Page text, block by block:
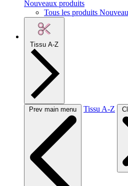
Nouveaux produits
Tous les produits
Tissu A-Z
Prev main menu Tissu A-Z